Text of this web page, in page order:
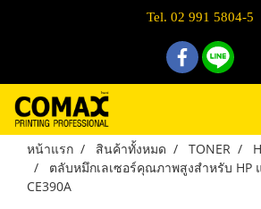
Tel. 02 991 5804-5
หน้าแรก สินค้าทั้งหมด TONER
ตลับหมึกเลเซอร์คุณภาพสูงสำหรับ HP
CE390A